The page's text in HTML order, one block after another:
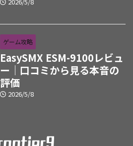
2026/5/8
ゲーム攻略
EasySMX ESM-9100レビュ
ー｜口コミから見る本音の
評価
2026/5/8